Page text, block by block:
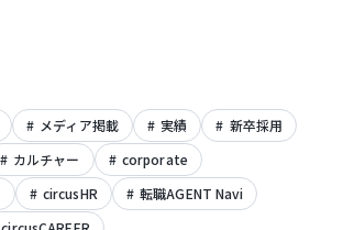
メディア掲載 実績
新卒採用
カルチャー
corporate
circusHR
転職AGENT Navi